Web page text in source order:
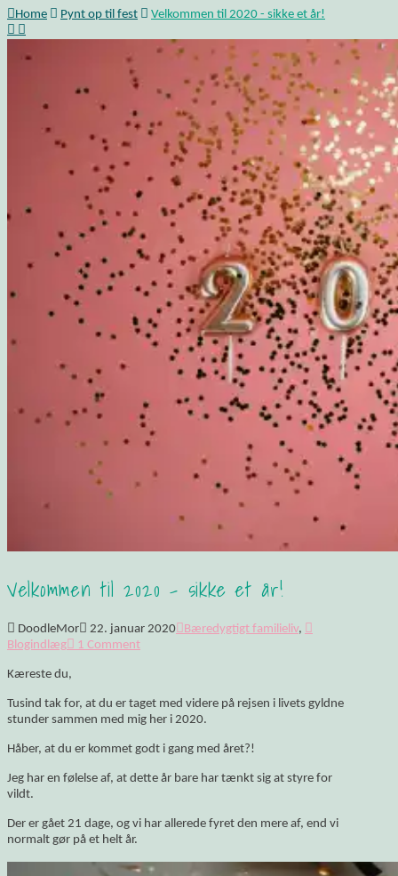
Home Pynt op til fest Velkommen til 2020 - sikke et år!
Velkommen til 2020 – sikke et år!
DoodleMor 22. januar 2020 Bæredygtigt familieliv,
Blogindlæg
1 Comment
Kæreste du,
Tusind tak for, at du er taget med videre på rejsen i livets gyldne
stunder sammen med mig her i 2020.
Håber, at du er kommet godt i gang med året?!
Jeg har en følelse af, at dette år bare har tænkt sig at styre for
vildt.
Der er gået 21 dage, og vi har allerede fyret den mere af, end vi
normalt gør på et helt år.